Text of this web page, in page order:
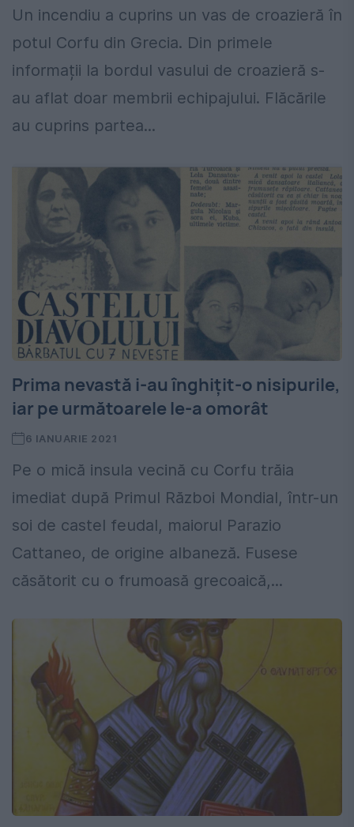
Un incendiu a cuprins un vas de croazieră în
potul Corfu din Grecia. Din primele
informații la bordul vasului de croazieră s-
au aflat doar membrii echipajului. Flăcările
au cuprins partea...
Prima nevastă i-au înghițit-o nisipurile,
iar pe următoarele le-a omorât
6 IANUARIE 2021
Pe o mică insula vecină cu Corfu trăia
imediat după Primul Război Mondial, într-un
soi de castel feudal, maiorul Parazio
Cattaneo, de origine albaneză. Fusese
căsătorit cu o frumoasă grecoaică,...